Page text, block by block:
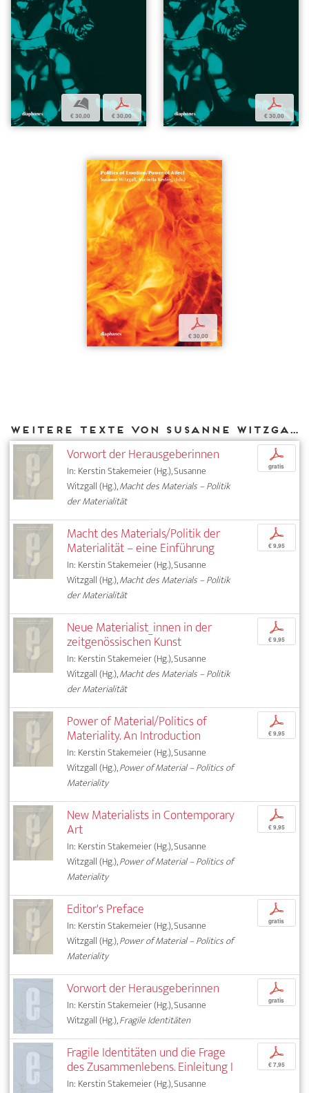
b
€ 30,00
p
€ 30,00
p
€ 30,00
p
€ 30,00
Weitere Texte von Susanne Witzgall bei DIAPHANES
Vorwort der Herausgeberinnen
In: Kerstin Stakemeier (Hg.), Susanne
Witzgall (Hg.),Macht des Materials – Politik
der Materialität
p
gratis
Macht des Materials/Politik der
Materialität – eine Einführung
In: Kerstin Stakemeier (Hg.), Susanne
Witzgall (Hg.),Macht des Materials – Politik
der Materialität
p
€ 9,95
Neue Materialist_innen in der
zeitgenössischen Kunst
In: Kerstin Stakemeier (Hg.), Susanne
Witzgall (Hg.),Macht des Materials – Politik
der Materialität
p
€ 9,95
Power of Material/Politics of
Materiality. An Introduction
In: Kerstin Stakemeier (Hg.), Susanne
Witzgall (Hg.),Power of Material – Politics of
Materiality
p
€ 9,95
New Materialists in Contemporary
Art
In: Kerstin Stakemeier (Hg.), Susanne
Witzgall (Hg.),Power of Material – Politics of
Materiality
p
€ 9,95
Editor's Preface
In: Kerstin Stakemeier (Hg.), Susanne
Witzgall (Hg.),Power of Material – Politics of
Materiality
p
gratis
Vorwort der Herausgeberinnen
In: Kerstin Stakemeier (Hg.), Susanne
Witzgall (Hg.),Fragile Identitäten
p
gratis
Fragile Identitäten und die Frage
des Zusammenlebens. Einleitung I
In: Kerstin Stakemeier (Hg.), Susanne
p
€ 7,95